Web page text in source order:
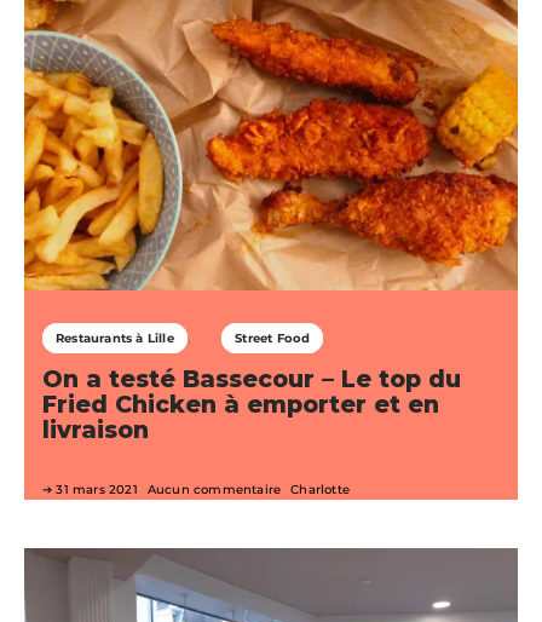
Restaurants à Lille Street Food
On a testé Bassecour – Le top du
Fried Chicken à emporter et en
livraison
31 mars 2021 Aucun commentaire Charlotte